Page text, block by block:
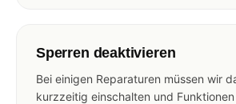
Sperren deaktivieren
Bei einigen Reparaturen müssen wir
kurzzeitig einschalten und